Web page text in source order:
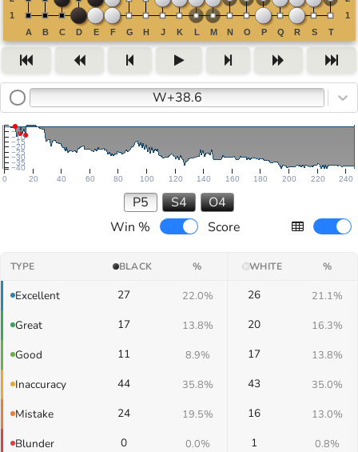
W+38.6
0 20 40 60 80 100 120 140 160 180 200 220 240
−40
−35
−30
−25
−20
−15
−10
−5
P5 S4
O4
Win %
Score
TYPE BLACK % WHITE %
Excellent 27 22.0% 26 21.1%
Great 17 13.8% 20 16.3%
Good 11 8.9% 17 13.8%
Inaccuracy 44 35.8% 43 35.0%
Mistake 24 19.5% 16 13.0%
Blunder 0 0.0% 1 0.8%